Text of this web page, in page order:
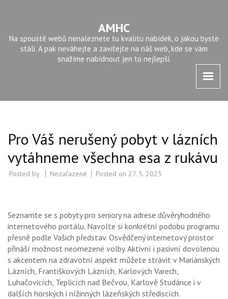
AMHC
Na spoustě webů nenaleznete tu kvalitu nabídek, o jakou byste
stáli. A pak neváhejte a zavítejte na náš web, kde se vám
snažíme nabídnout jen to nejlepší.
Pro Váš nerušený pobyt v lázních
vytáhneme všechna esa z rukávu
Posted by Nezařazené Posted on 27. 5. 2025
Seznamte se s pobyty pro senioryna adrese důvěryhodného
internetového portálu. Navolte si konkrétní podobu programu
přesně podle Vašich představ. Osvědčený internetový prostor
přináší možnost neomezené volby. Aktivní i pasivní dovolenou
s akcentem na zdravotní aspekt můžete strávit v Mariánských
Lázních, Františkových Lázních, Karlových Varech,
Luhačovicích, Teplicích nad Bečvou, Karlově Studánce i v
dalších horských i nížinných lázeňských střediscích.